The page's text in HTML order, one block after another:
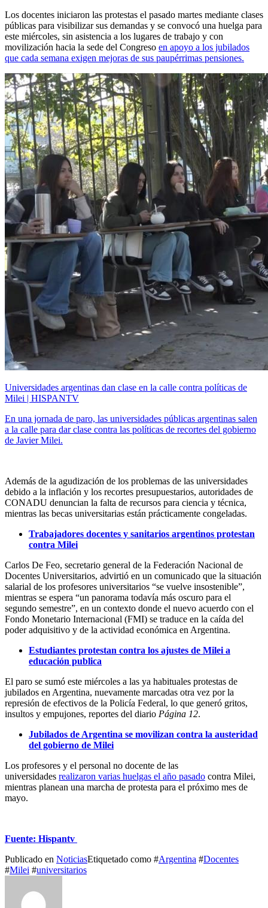
Los docentes iniciaron las protestas el pasado martes mediante clases
públicas para visibilizar sus demandas y se convocó una huelga para
este miércoles, sin asistencia a los lugares de trabajo y con
movilización hacia la sede del Congreso en apoyo a los jubilados
que cada semana exigen mejoras de sus paupérrimas pensiones.
Universidades argentinas dan clase en la calle contra políticas de
Milei | HISPANTV
En una jornada de paro, las universidades públicas argentinas salen
a la calle para dar clase contra las políticas de recortes del gobierno
de Javier Milei.
Además de la agudización de los problemas de las universidades
debido a la inflación y los recortes presupuestarios, autoridades de
CONADU denuncian la falta de recursos para ciencia y técnica,
mientras las becas universitarias están prácticamente congeladas.
Trabajadores docentes y sanitarios argentinos protestan
contra Milei
Carlos De Feo, secretario general de la Federación Nacional de
Docentes Universitarios, advirtió en un comunicado que la situación
salarial de los profesores universitarios “se vuelve insostenible”,
mientras se espera “un panorama todavía más oscuro para el
segundo semestre”, en un contexto donde el nuevo acuerdo con el
Fondo Monetario Internacional (FMI) se traduce en la caída del
poder adquisitivo y de la actividad económica en Argentina.
Estudiantes protestan contra los ajustes de Milei a
educación publica
El paro se sumó este miércoles a las ya habituales protestas de
jubilados en Argentina, nuevamente marcadas otra vez por la
represión de efectivos de la Policía Federal, lo que generó gritos,
insultos y empujones, reportes del diario Página 12.
Jubilados de Argentina se movilizan contra la austeridad
del gobierno de Milei
Los profesores y el personal no docente de las
universidades realizaron varias huelgas el año pasado contra Milei,
mientras planean una marcha de protesta para el próximo mes de
mayo.
Fuente: Hispantv
Publicado en NoticiasEtiquetado como #Argentina #Docentes
#Milei #universitarios